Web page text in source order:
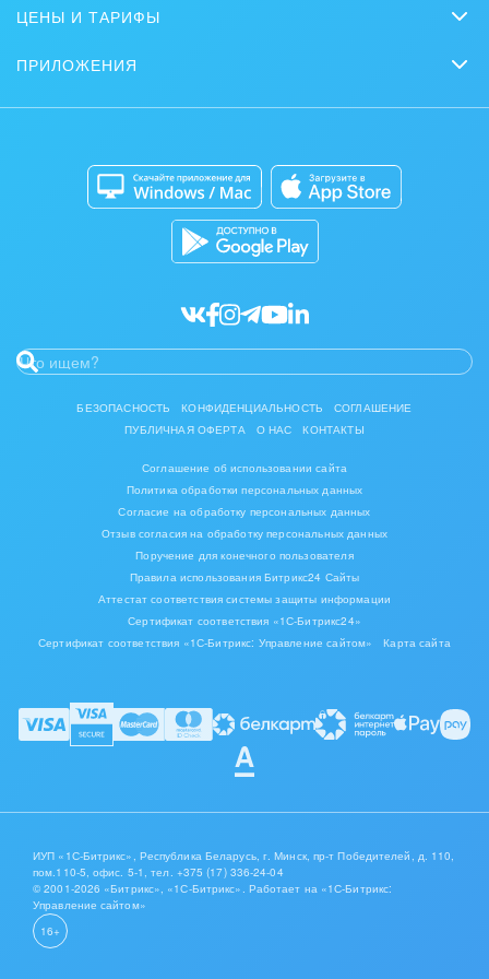
Контакт-центр
Журнал Битрикс24
Маркетинг
Нейросети
Кибербезопасность
Партнеры
Стать партнером
Битрикс24 для Энтерпрайз
ЦЕНЫ И ТАРИФЫ
ПРИЛОЖЕНИЯ
Битрикс24 Маркет
Разработчикам приложений
БЕЗОПАСНОСТЬ КОНФИДЕНЦИАЛЬНОСТЬ
СОГЛАШЕНИЕ
ПУБЛИЧНАЯ ОФЕРТА
О НАС КОНТАКТЫ
Соглашение об использовании сайта
Политика обработки персональных данных
Согласие на обработку персональных данных
Отзыв согласия на обработку персональных данных
Поручение для конечного пользователя
Правила использования Битрикс24 Сайты
Аттестат соответствия системы защиты информации
Сертификат соответствия «1С-Битрикс24»
Сертификат соответствия «1С-Битрикс: Управление сайтом»
Карта сайта
ИУП «1С-Битрикс», Республика Беларусь, г. Минск, пр-т Победителей, д. 110,
пом.110-5, офис. 5-1,тел. +375 (17) 336-24-04
© 2001-2026 «Битрикс», «1С-Битрикс». Работает на «1С-Битрикс:
Управление сайтом»
16+